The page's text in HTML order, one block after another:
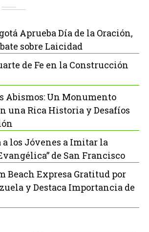
Aprueba Día de la Oración,
sobre Laicidad
de Fe en la Construcción
Abismos: Un Monumento
una Rica Historia y Desafíos
los Jóvenes a Imitar la
de San Francisco
Beach Expresa Gratitud por
y Destaca Importancia de